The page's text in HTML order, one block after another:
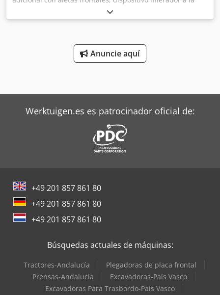
izquierda, paneles de advertencia y sistema de
iluminación. Crjdpfxjt Iwfwo Amhof
Anuncie aquí
Werktuigen.es es patrocinador oficial de:
+49 201 857 861 80
+49 201 857 861 80
+49 201 857 861 80
Búsquedas actuales de máquinas:
Tractores-Andalucía
Plegadoras de placa frontal
Prensas-Andalucía
Excavadoras-País Vasco
Excavadoras Para Trasbordo-País Vasco